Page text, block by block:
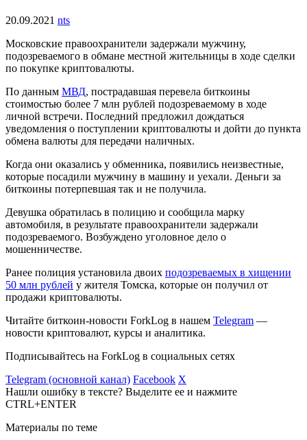
20.09.2021 nts
Московские правоохранители задержали мужчину,
подозреваемого в обмане местной жительницы в ходе сделки
по покупке криптовалюты.
По данным МВД, пострадавшая перевела биткоины
стоимостью более 7 млн рублей подозреваемому в ходе
личной встречи. Последний предложил дождаться
уведомления о поступлении криптовалюты и дойти до пункта
обмена валюты для передачи наличных.
Когда они оказались у обменника, появились неизвестные,
которые посадили мужчину в машину и уехали. Деньги за
биткоины потерпевшая так и не получила.
Девушка обратилась в полицию и сообщила марку
автомобиля, в результате правоохранители задержали
подозреваемого. Возбуждено уголовное дело о
мошенничестве.
Ранее полиция установила двоих подозреваемых в хищении
50 млн рублей у жителя Томска, которые он получил от
продажи криптовалюты.
Читайте биткоин-новости ForkLog в нашем Telegram —
новости криптовалют, курсы и аналитика.
Подписывайтесь на ForkLog в социальных сетях
Telegram (основной канал) Facebook X
Нашли ошибку в тексте? Выделите ее и нажмите
CTRL+ENTER
Материалы по теме